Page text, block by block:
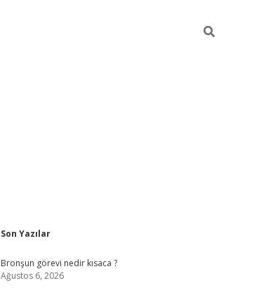
Sidebar
Son Yazılar
Bronşun görevi nedir kısaca ?
Ağustos 6, 2026